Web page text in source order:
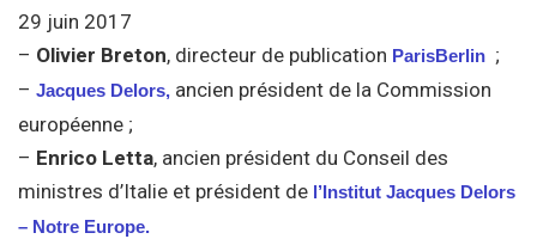
29 juin 2017
– Olivier Breton, directeur de publication ParisBerlin ;
– Jacques Delors, ancien président de la Commission
européenne ;
– Enrico Letta, ancien président du Conseil des
ministres d’Italie et président de l’Institut Jacques Delors
– Notre Europe.